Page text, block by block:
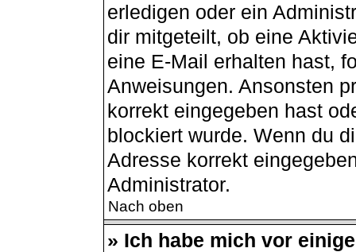
erledigen oder ein
dir mitgeteilt, ob eine
eine E-Mail erhalten hast,
Anweisungen. Ansonsten
korrekt eingegeben hast
blockiert wurde. Wenn du
Adresse korrekt
Administrator.
Nach oben
» Ich habe mich vor